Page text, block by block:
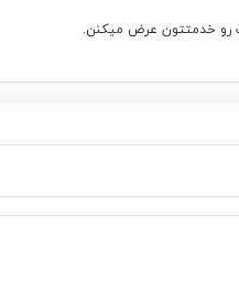
رو خدمتتون عرض میکنن.